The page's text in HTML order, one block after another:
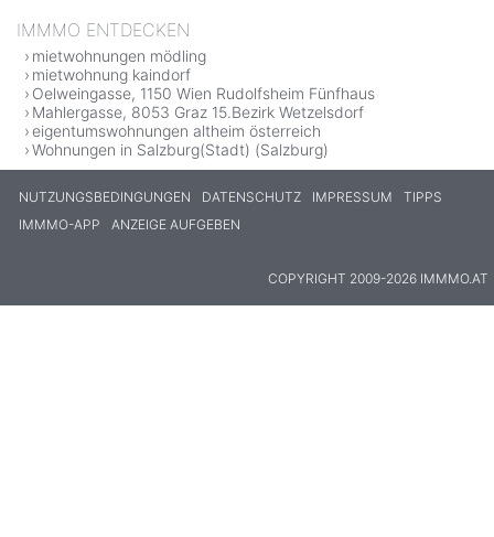
IMMMO ENTDECKEN
mietwohnungen mödling
mietwohnung kaindorf
Oelweingasse, 1150 Wien Rudolfsheim Fünfhaus
Mahlergasse, 8053 Graz 15.Bezirk Wetzelsdorf
eigentumswohnungen altheim österreich
Wohnungen in Salzburg(Stadt) (Salzburg)
NUTZUNGSBEDINGUNGEN DATENSCHUTZ IMPRESSUM
TIPPS
IMMMO-APP
ANZEIGE AUFGEBEN
COPYRIGHT 2009-2026 IMMMO.AT